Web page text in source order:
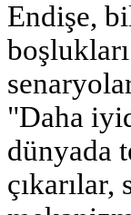
Endişe,
"Daha
dünyada